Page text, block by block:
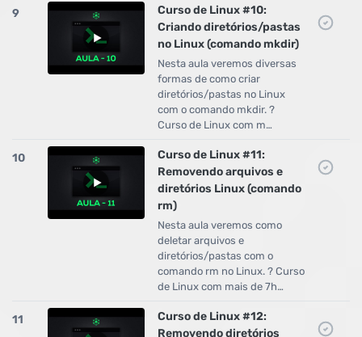
9
Curso de Linux #10:
Criando diretórios/pastas
no Linux (comando mkdir)
Nesta aula veremos diversas
formas de como criar
diretórios/pastas no Linux
com o comando mkdir. ?
Curso de Linux com m…
10
Curso de Linux #11:
Removendo arquivos e
diretórios Linux (comando
rm)
Nesta aula veremos como
deletar arquivos e
diretórios/pastas com o
comando rm no Linux. ? Curso
de Linux com mais de 7h…
11
Curso de Linux #12:
Removendo diretórios